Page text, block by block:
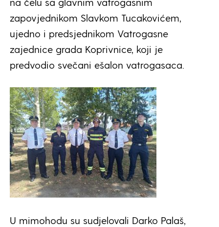
zapovjednikom Slavkom Tucakovićem,
ujedno i predsjednikom Vatrogasne
zajednice grada Koprivnice, koji je
predvodio svečani ešalon vatrogasaca.
U mimohodu su sudjelovali Darko Palaš,